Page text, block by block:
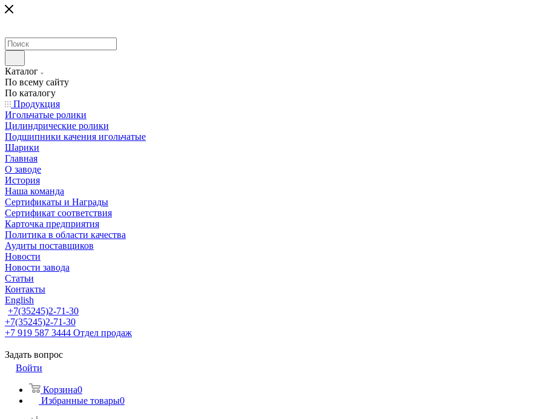
Каталог
По всему сайту
По каталогу
Продукция
Игольчатые ролики
Цилиндрические ролики
Подшипники качения игольчатые
Шарики
Главная
О заводе
История
Наша команда
Сертификаты и Награды
Сертификат соответствия
Карточка предприятия
Политика в области качества
Аудиты поставщиков
Новости
Новости завода
Статьи
Контакты
English
+7(35245)2-71-30
+7(35245)2-71-30
+7 919 587 3444 Отдел продаж
Задать вопрос
Войти
Корзина0
Избранные товары0